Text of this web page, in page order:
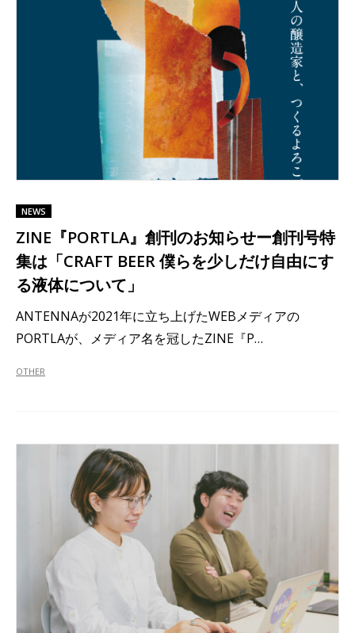
NEWS
ZINE『PORTLA』創刊のお知らせー創刊号特
集は「CRAFT BEER 僕らを少しだけ自由にす
る液体について」
ANTENNAが2021年に立ち上げたWEBメディアの
PORTLAが、メディア名を冠したZINE『P…
OTHER